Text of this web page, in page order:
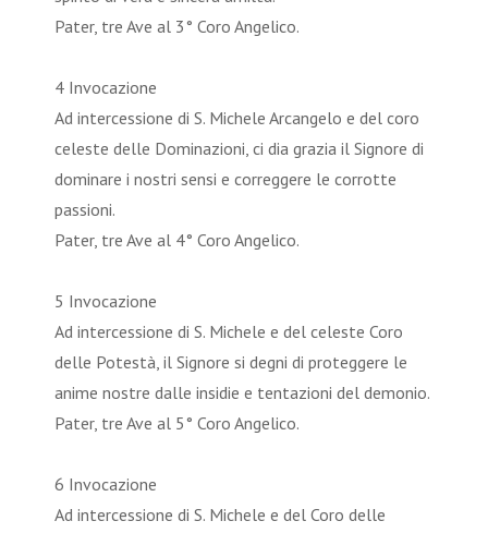
Pater, tre Ave al 3° Coro Angelico.
4 Invocazione
Ad intercessione di S. Michele Arcangelo e del coro
celeste delle Dominazioni, ci dia grazia il Signore di
dominare i nostri sensi e correggere le corrotte
passioni.
Pater, tre Ave al 4° Coro Angelico.
5 Invocazione
Ad intercessione di S. Michele e del celeste Coro
delle Potestà, il Signore si degni di proteggere le
anime nostre dalle insidie e tentazioni del demonio.
Pater, tre Ave al 5° Coro Angelico.
6 Invocazione
Ad intercessione di S. Michele e del Coro delle